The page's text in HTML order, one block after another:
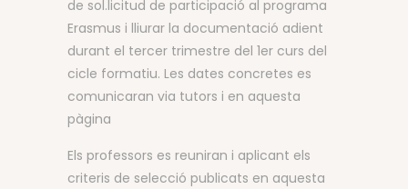
de sol.licitud de participació al programa
Erasmus i lliurar la documentació adient
durant el tercer trimestre del 1er curs del
cicle formatiu. Les dates concretes es
comunicaran via tutors i en aquesta
pàgina
Els professors es reuniran i aplicant els
criteris de selecció publicats en aquesta